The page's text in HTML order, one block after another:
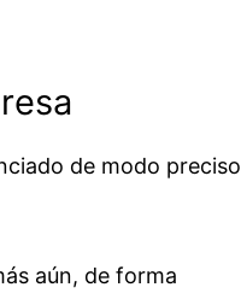
de modo preciso
aún, de forma